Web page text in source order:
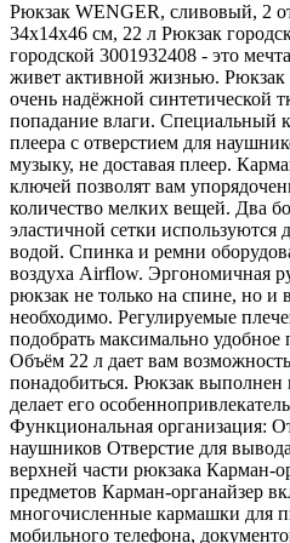
Рюкзак WENGER, сливовый, 2
34х14х46 см, 22 л Рюкзак
городской 3001932408 - это
живет активной жизнью. Рюкзак
очень надёжной синтетической
попадание влаги. Специальный
плеера с отверстием для
музыку, не доставая плеер.
ключей позволят вам
количество мелких вещей. Два
эластичной сетки используются
водой. Спинка и ремни
воздуха Airflow. Эргономичная
рюкзак не только на спине, но и
необходимо. Регулируемые
подобрать максимально
Объём 22 л дает вам
понадобиться. Рюкзак выполнен
делает его
Функциональная организация:
наушников Отверстие для
верхней части рюкзака Карман-
предметов Карман-органайзер
многочисленные кармашки для
мобильного телефона,